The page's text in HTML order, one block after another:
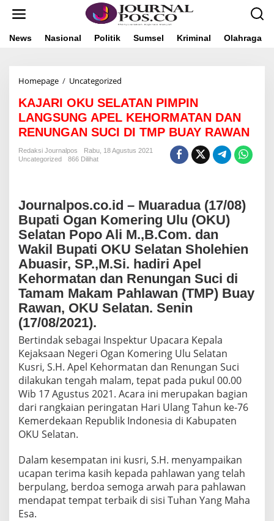
News Nasional Politik Sumsel Kriminal Olahraga
Homepage / Uncategorized
J
R
O
L
A
T
N
P
I
M
P
N
N
G
S
U
N
G
A
P
K
E
H
O
R
KAJARI OKU SELATAN PIMPIN
LANGSUNG APEL KEHORMATAN DAN
RENUNGAN SUCI DI TMP BUAY RAWAN
Redaksi Journalpos
Rabu, 18 Agustus 2021
Uncategorized
866 Dilihat
Journalpos.co.id – Muaradua (17/08)
Bupati Ogan Komering Ulu (OKU)
Selatan Popo Ali M.,B.Com. dan
Wakil Bupati OKU Selatan Sholehien
Abuasir, SP.,M.Si. hadiri Apel
Kehormatan dan Renungan Suci di
Tamam Makam Pahlawan (TMP) Buay
Rawan, OKU Selatan. Senin
(17/08/2021).
Bertindak sebagai Inspektur Upacara Kepala
Kejaksaan Negeri Ogan Komering Ulu Selatan
Kusri, S.H. Apel Kehormatan dan Renungan Suci
dilakukan tengah malam, tepat pada pukul 00.00
Wib 17 Agustus 2021. Acara ini merupakan bagian
dari rangkaian peringatan Hari Ulang Tahun ke-76
Kemerdekaan Republik Indonesia di Kabupaten
OKU Selatan.
Dalam kesempatan ini kusri, S.H. menyampaikan
ucapan terima kasih kepada pahlawan yang telah
berpulang, berdoa semoga arwah para pahlawan
mendapat tempat terbaik di sisi Tuhan Yang Maha
Esa.